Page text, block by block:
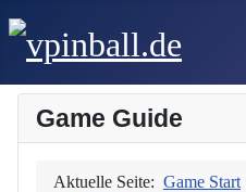
Game Guide
Aktuelle Seite: Game Start